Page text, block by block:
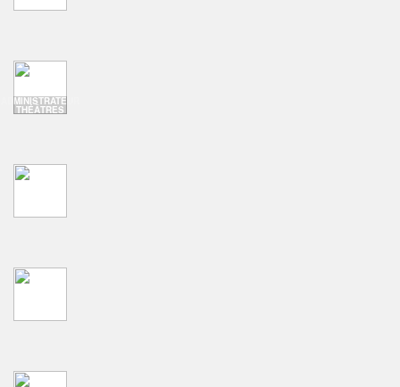
ADMINISTRATEUR
THÉÂTRES